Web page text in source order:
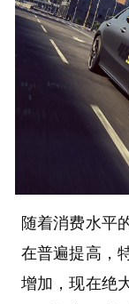
随着消费水平
在普遍提高，
增加，现在绝